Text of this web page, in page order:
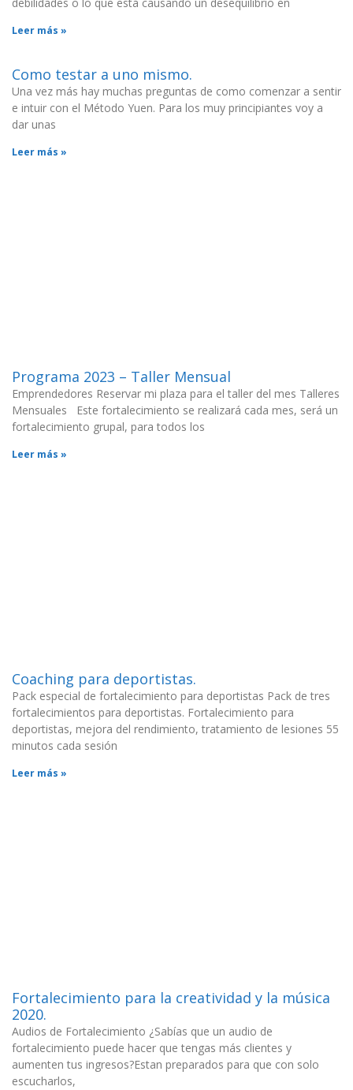
Leer más »
Como testar a uno mismo.
Una vez más hay muchas preguntas de como comenzar a sentir
e intuir con el Método Yuen. Para los muy principiantes voy a
dar unas
Leer más »
Programa 2023 – Taller Mensual
Emprendedores Reservar mi plaza para el taller del mes Talleres
Mensuales Este fortalecimiento se realizará cada mes, será un
fortalecimiento grupal, para todos los
Leer más »
Coaching para deportistas.
Pack especial de fortalecimiento para deportistas Pack de tres
fortalecimientos para deportistas. Fortalecimiento para
deportistas, mejora del rendimiento, tratamiento de lesiones 55
minutos cada sesión
Leer más »
Fortalecimiento para la creatividad y la música
2020.
Audios de Fortalecimiento ¿Sabías que un audio de
fortalecimiento puede hacer que tengas más clientes y
aumenten tus ingresos?Estan preparados para que con solo
escucharlos,